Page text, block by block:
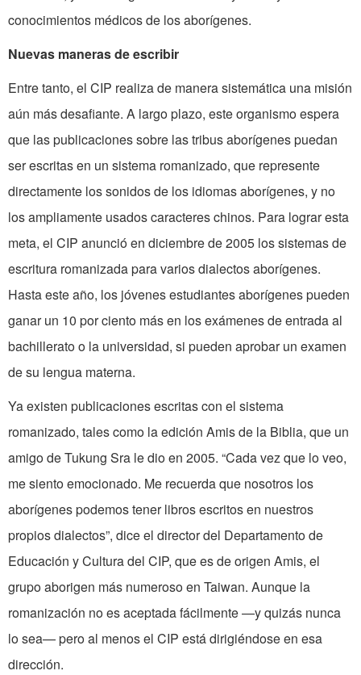
conocimientos médicos de los aborígenes.
Nuevas maneras de escribir
Entre tanto, el CIP realiza de manera sistemática una misión
aún más desafiante. A largo plazo, este organismo espera
que las publicaciones sobre las tribus aborígenes puedan
ser escritas en un sistema romanizado, que represente
directamente los sonidos de los idiomas aborígenes, y no
los ampliamente usados caracteres chinos. Para lograr esta
meta, el CIP anunció en diciembre de 2005 los sistemas de
escritura romanizada para varios dialectos aborígenes.
Hasta este año, los jóvenes estudiantes aborígenes pueden
ganar un 10 por ciento más en los exámenes de entrada al
bachillerato o la universidad, si pueden aprobar un examen
de su lengua materna.
Ya existen publicaciones escritas con el sistema
romanizado, tales como la edición Amis de la Biblia, que un
amigo de Tukung Sra le dio en 2005. “Cada vez que lo veo,
me siento emocionado. Me recuerda que nosotros los
aborígenes podemos tener libros escritos en nuestros
propios dialectos”, dice el director del Departamento de
Educación y Cultura del CIP, que es de origen Amis, el
grupo aborigen más numeroso en Taiwan. Aunque la
romanización no es aceptada fácilmente —y quizás nunca
lo sea— pero al menos el CIP está dirigiéndose en esa
dirección.